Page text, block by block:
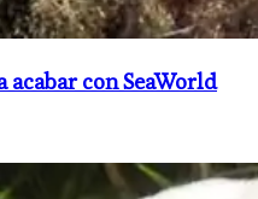
acabar con SeaWorld